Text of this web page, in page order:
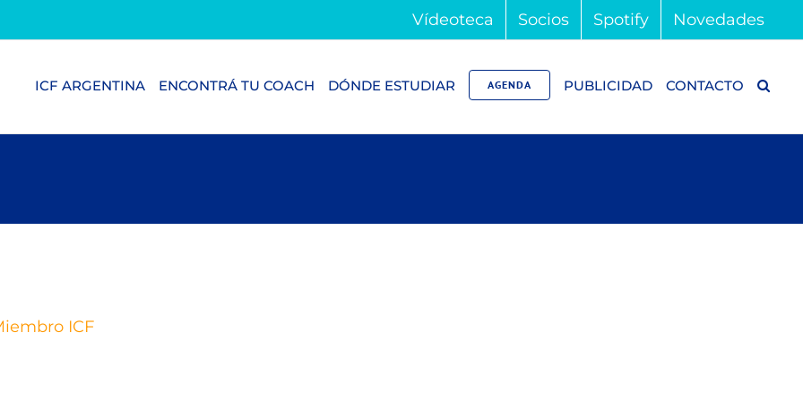
Vídeoteca Socios Spotify Novedades
ICF ARGENTINA ENCONTRÁ TU COACH DÓNDE ESTUDIAR AGENDA PUBLICIDAD CONTACTO
ICF